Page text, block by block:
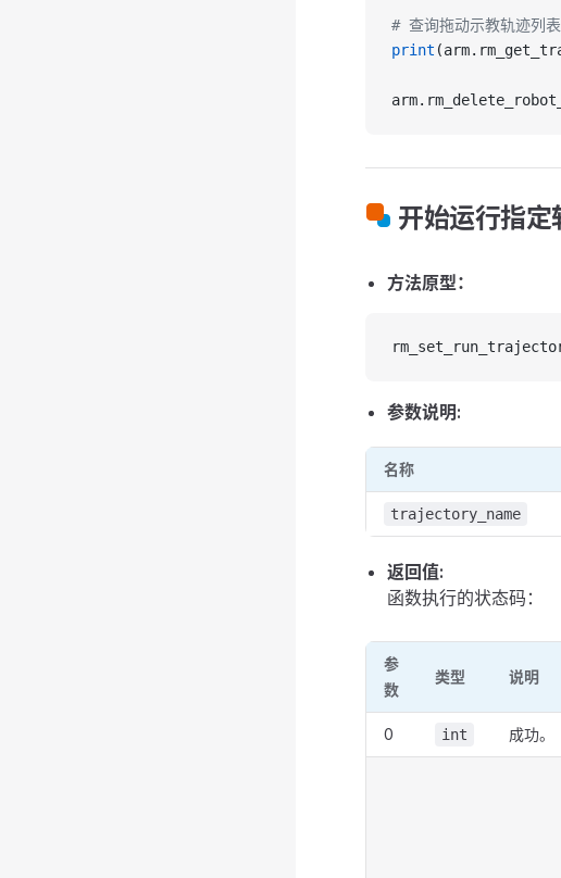
# 查询拖动示教轨迹列表
print
开始运行指定
方法原型：
参数说明:
名称
trajectory_name
返回值:
函数执行的状态码：
参
数
类型 说明
0 int 成功。